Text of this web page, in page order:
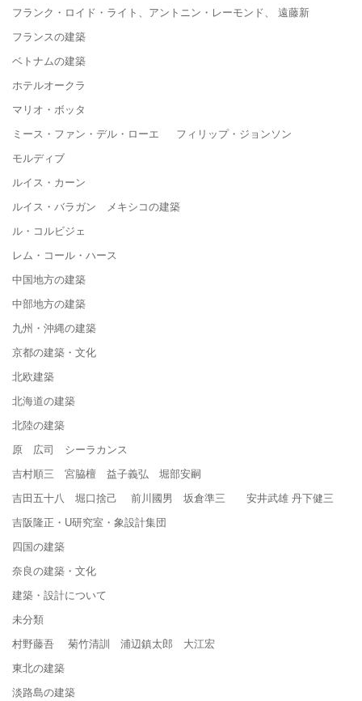
フランク・ロイド・ライト、アントニン・レーモンド、 遠藤新
フランスの建築
ベトナムの建築
ホテルオークラ
マリオ・ボッタ
ミース・ファン・デル・ローエ フィリップ・ジョンソン
モルディブ
ルイス・カーン
ルイス・バラガン メキシコの建築
ル・コルビジェ
レム・コール・ハース
中国地方の建築
中部地方の建築
九州・沖縄の建築
京都の建築・文化
北欧建築
北海道の建築
北陸の建築
原 広司 シーラカンス
吉村順三 宮脇檀 益子義弘 堀部安嗣
吉田五十八 堀口捨己 前川國男 坂倉準三 安井武雄 丹下健三
吉阪隆正・U研究室・象設計集団
四国の建築
奈良の建築・文化
建築・設計について
未分類
村野藤吾 菊竹清訓 浦辺鎮太郎 大江宏
東北の建築
淡路島の建築